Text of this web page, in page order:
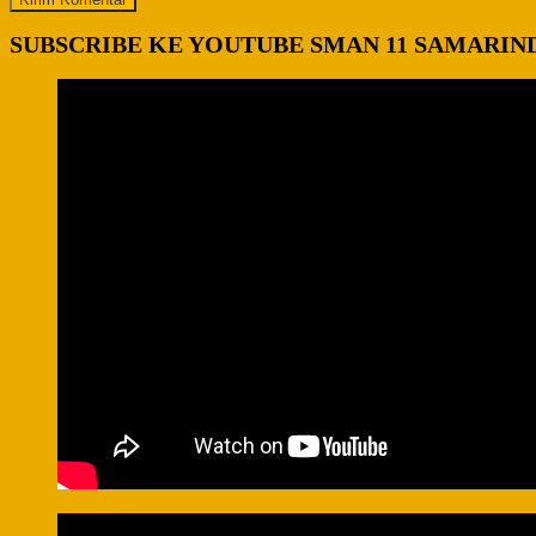
SUBSCRIBE KE YOUTUBE SMAN 11